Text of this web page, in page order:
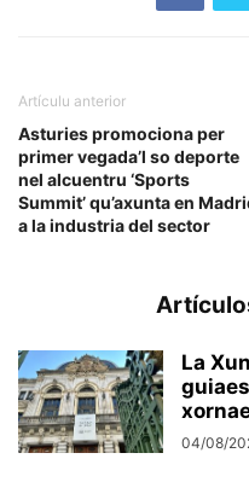
Artículu anterior
Asturies promociona per
primer vegada’l so deporte
nel alcuentru ‘Sports
Summit’ qu’axunta en
a la industria del sector
La
04/08/